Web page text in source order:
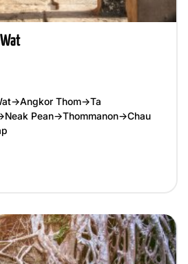
Thom→Ta
Pean→Thommanon→Chau